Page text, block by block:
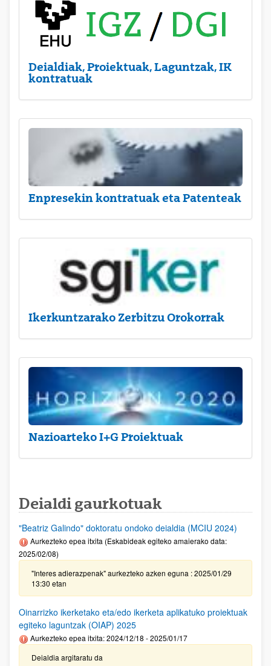
Deialdiak, Proiektuak, Laguntzak, IK
kontratuak
Enpresekin kontratuak eta Patenteak
Ikerkuntzarako Zerbitzu Orokorrak
Nazioarteko I+G Proiektuak
Deialdi gaurkotuak
"Beatriz Galindo" doktoratu ondoko deialdia (MCIU 2024)
Aurkezteko epea itxita (Eskabideak egiteko amaierako data:
2025/02/08)
"Interes adierazpenak" aurkezteko azken eguna : 2025/01/29
13:30 etan
Oinarrizko ikerketako eta/edo ikerketa aplikatuko proiektuak
egiteko laguntzak (OIAP) 2025
Aurkezteko epea itxita: 2024/12/18 - 2025/01/17
Deialdia argitaratu da